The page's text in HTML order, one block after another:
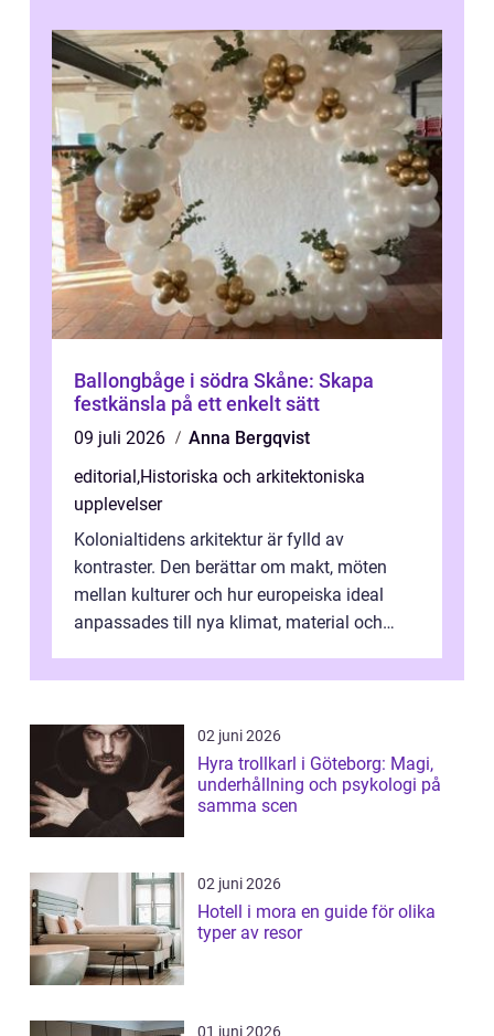
Ballongbåge i södra Skåne: Skapa
festkänsla på ett enkelt sätt
09 juli 2026
Anna Bergqvist
editorial ,Historiska och arkitektoniska
upplevelser
Kolonialtidens arkitektur är fylld av
kontraster. Den berättar om makt, möten
mellan kulturer och hur europeiska ideal
anpassades till nya klimat, material och
02 juni 2026
Hyra trollkarl i Göteborg: Magi,
underhållning och psykologi på
samma scen
02 juni 2026
Hotell i mora en guide för olika
typer av resor
01 juni 2026